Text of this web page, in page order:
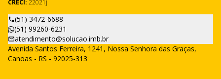
CRECI: 22021j
(51) 3472-6688
(51) 99260-6231
atendimento@solucao.imb.br
Avenida Santos Ferreira, 1241, Nossa Senhora das Graças,
Canoas - RS - 92025-313